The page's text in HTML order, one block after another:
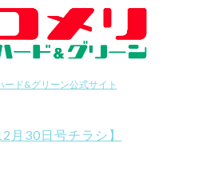
ード&グリーン公式サイト
月30日号チラシ】